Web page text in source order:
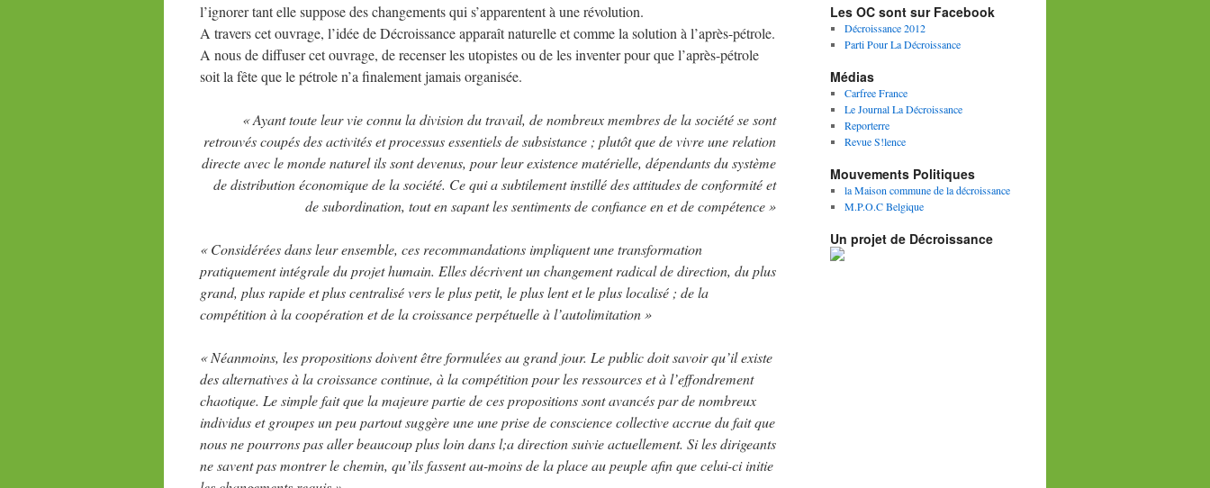
l’ignorer tant elle suppose des changements qui s’apparentent à une révolution.
A travers cet ouvrage, l’idée de Décroissance apparaît naturelle et comme la solution à l’après-pétrole.
A nous de diffuser cet ouvrage, de recenser les utopistes ou de les inventer pour que l’après-pétrole
soit la fête que le pétrole n’a finalement jamais organisée.
« Ayant toute leur vie connu la division du travail, de nombreux membres de la société se sont
retrouvés coupés des activités et processus essentiels de subsistance ; plutôt que de vivre une relation
directe avec le monde naturel ils sont devenus, pour leur existence matérielle, dépendants du système
de distribution économique de la société. Ce qui a subtilement instillé des attitudes de conformité et
de subordination, tout en sapant les sentiments de confiance en et de compétence »
« Considérées dans leur ensemble, ces recommandations impliquent une transformation
pratiquement intégrale du projet humain. Elles décrivent un changement radical de direction, du plus
grand, plus rapide et plus centralisé vers le plus petit, le plus lent et le plus localisé ; de la
compétition à la coopération et de la croissance perpétuelle à l’autolimitation »
« Néanmoins, les propositions doivent être formulées au grand jour. Le public doit savoir qu’il existe
des alternatives à la croissance continue, à la compétition pour les ressources et à l’effondrement
chaotique. Le simple fait que la majeure partie de ces propositions sont avancés par de nombreux
individus et groupes un peu partout suggère une une prise de conscience collective accrue du fait que
nous ne pourrons pas aller beaucoup plus loin dans l;a direction suivie actuellement. Si les dirigeants
ne savent pas montrer le chemin, qu’ils fassent au-moins de la place au peuple afin que celui-ci initie
Les OC sont sur Facebook
Décroissance 2012
Parti Pour La Décroissance
Médias
Carfree France
Le Journal La Décroissance
Reporterre
Revue S!lence
Mouvements Politiques
la Maison commune de la décroissance
M.P.O.C Belgique
Un projet de Décroissance